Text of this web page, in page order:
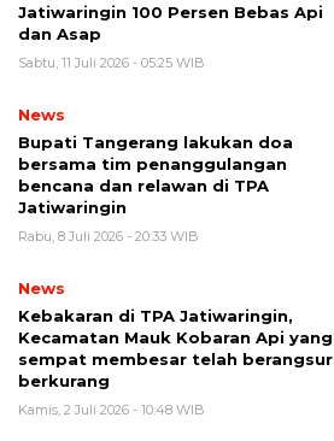
Jatiwaringin 100 Persen Bebas Api
dan Asap
Sabtu, 11 Juli 2026 - 05:25 WIB
News
Bupati Tangerang lakukan doa
bersama tim penanggulangan
bencana dan relawan di TPA
Jatiwaringin
Rabu, 8 Juli 2026 - 20:33 WIB
News
Kebakaran di TPA Jatiwaringin,
Kecamatan Mauk Kobaran Api yang
sempat membesar telah berangsur
berkurang
Kamis, 2 Juli 2026 - 10:48 WIB